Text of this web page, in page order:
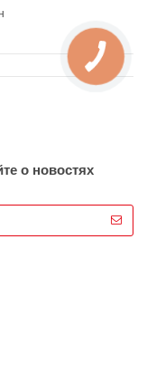
о новостях